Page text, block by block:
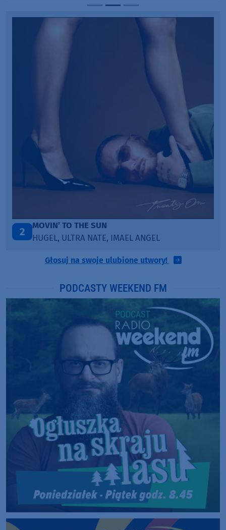
2
MOVIN’ TO THE SUN
HUGEL, ULTRA NATE, IMAEL ANGEL
Głosuj na swoje ulubione utwory!
PODCASTY WEEKEND FM